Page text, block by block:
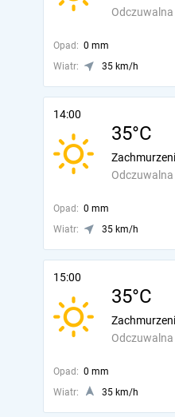
Odczuwalna
Opad: 0 mm
Wiatr:
35 km/h
14:00
35°C
Odczuwalna
Opad: 0 mm
Wiatr:
35 km/h
15:00
35°C
Odczuwalna
Opad: 0 mm
Wiatr:
35 km/h